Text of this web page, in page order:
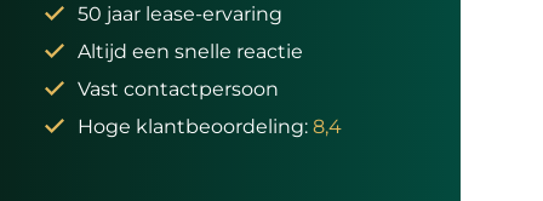
50 jaar lease-ervaring
Altijd een snelle reactie
Vast contactpersoon
Hoge klantbeoordeling: 8,4